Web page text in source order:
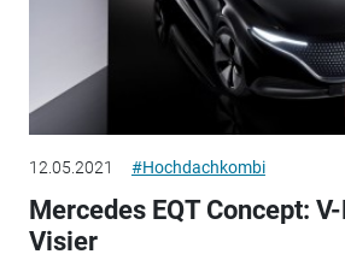
12.05.2021 #Hochdachkombi
Mercedes EQT Concept:
Visier